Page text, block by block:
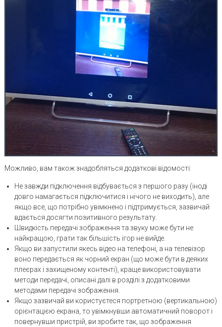
Можливо, вам також знадобляться додаткові відомості:
Не завжди підключення відбувається з першого разу (іноді
довго намагається підключитися і нічого не виходить), але
якщо все, що потрібно увімкнено і підтримується, зазвичай
вдається досягти позитивного результату.
Швидкість передачі зображення та звуку може бути не
найкращою, грати так більшість ігор не вийде.
Якщо ви запустили якесь відео на телефоні, а на телевізор
воно передається як чорний екран (що може бути в деяких
плеєрах і захищеному контенті), краще використовувати
методи передачі, описані далі в розділі з додатковими
методами передачі зображення.
Якщо зазвичай ви користуєтеся портретною (вертикальною)
орієнтацією екрана, то увімкнувши автоматичний поворот і
повернувши пристрій, ви зробите так, що зображення